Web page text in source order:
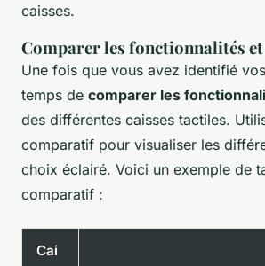
caisses.
Comparer les fonctionnalités
Une fois que vous avez identifié
temps de comparer les
des différentes caisses tactiles.
comparatif pour visualiser les
choix éclairé. Voici un exemple de
comparatif :
Cai